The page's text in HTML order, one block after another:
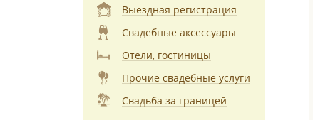
Выездная регистрация
Свадебные аксессуары
Отели, гостиницы
Прочие свадебные услуги
Свадьба за границей